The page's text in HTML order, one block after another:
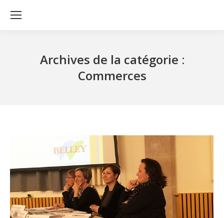
Archives de la catégorie :
Commerces